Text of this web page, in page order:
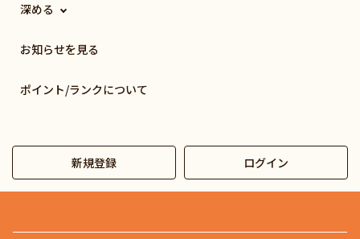
深める
お知らせを見る
ポイント/ランクについて
新規登録 ログイン